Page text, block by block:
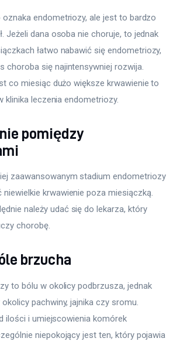
endometriozy, ale jest to bardzo
Jeżeli dana osoba nie choruje, to jednak
łatwo nabawić się endometriozy,
choroba się najintensywniej rozwija.
co miesiąc dużo większe krwawienie to
klinika leczenia endometriozy.
pomiędzy
zaawansowanym stadium endometriozy
krwawienie poza miesiączką.
należy udać się do lekarza, który
chorobę.
brzucha
to bólu w okolicy podbrzusza, jednak
pachwiny, jajnika czy sromu.
ilości i umiejscowienia komórek
niepokojący jest ten, który pojawia